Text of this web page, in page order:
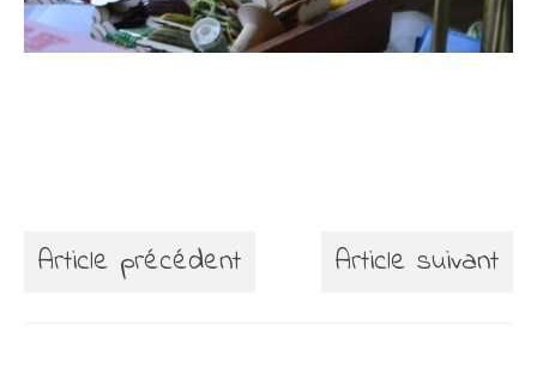
Article précédent Article suivant